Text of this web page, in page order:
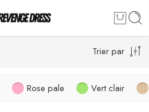
Trier par
Rose pale Vert clair